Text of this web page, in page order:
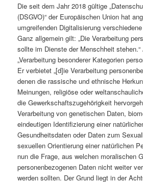
Die seit dem Jahr 2018 gültige
(DSGVO)“ der Europäischen Union hat
umgreifenden Digitalisierung
Ganz allgemein gilt: „Die Verarbeitung
sollte im Dienste der Menschheit
„Verarbeitung besonderer Kategorien
Er verbietet „[d]ie Verarbeitung
denen die rassische und ethnische
Meinungen, religiöse oder
die Gewerkschaftszugehörigkeit
Verarbeitung von genetischen Daten,
eindeutigen Identifizierung einer
Gesundheitsdaten oder Daten zum
sexuellen Orientierung einer natürlichen
nun die Frage, aus welchen moralischen
personenbezogenen Daten nicht weiter
werden sollten. Der Grund liegt in der